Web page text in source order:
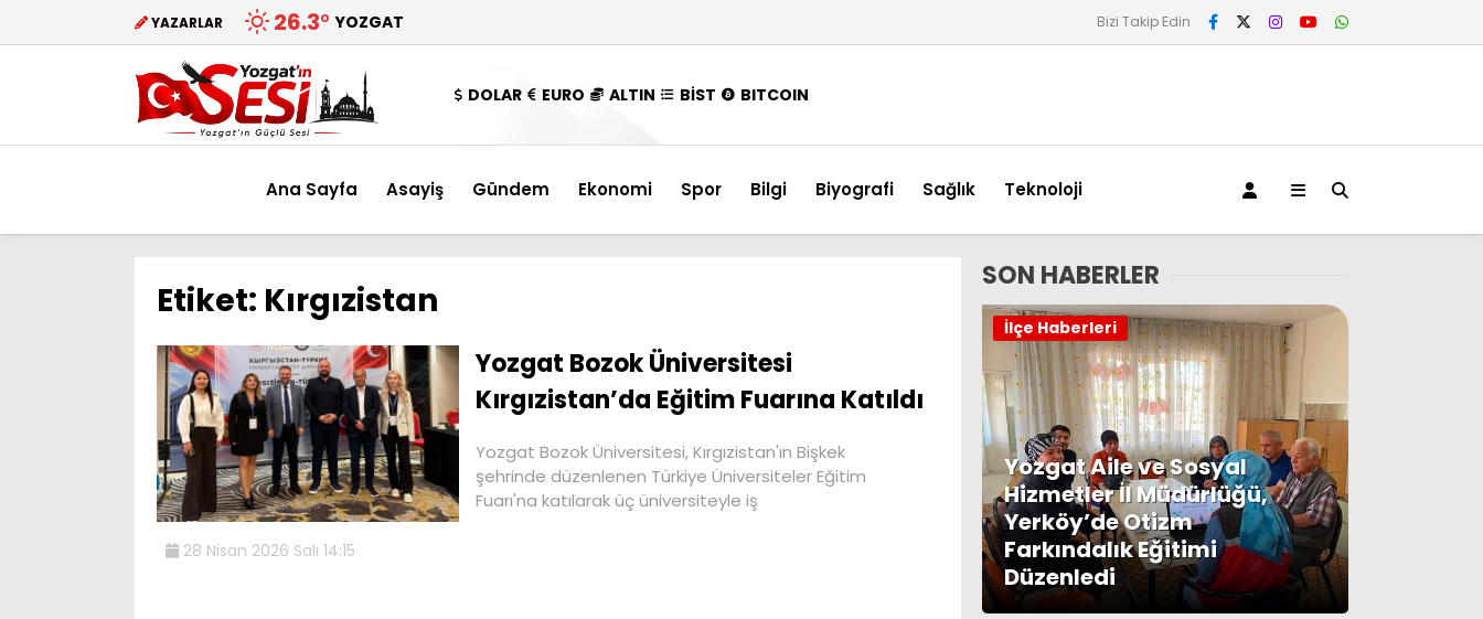
YAZARLAR 26.3° YOZGAT Bizi Takip Edin
DOLAR EURO ALTIN BİST BITCOIN
Ana Sayfa Asayiş Gündem Ekonomi Spor Bilgi Biyografi Sağlık Teknoloji
Etiket: Kırgızistan
Yozgat Bozok Üniversitesi
Kırgızistan’da Eğitim Fuarına Katıldı
Yozgat Bozok Üniversitesi, Kırgızistan'ın Bişkek
şehrinde düzenlenen Türkiye Üniversiteler Eğitim
Fuarı'na katılarak üç üniversiteyle iş
28 Nisan 2026 Salı 14:15
SON HABERLER
Yozgat Aile ve Sosyal
Hizmetler İl Müdürlüğü,
Yerköy’de Otizm
Farkındalık Eğitimi
Düzenledi
İlçe Haberleri